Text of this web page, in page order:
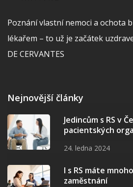
Poznání vlastní nemoci a ochota
lékařem – to už je začátek
DE CERVANTES
Nejnovější články
Jedincům s RS v
pacientských
24. ledna 2024
I s RS máte
zaměstnání